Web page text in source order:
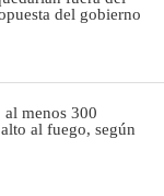
del gobierno
menos 300
al fuego, según